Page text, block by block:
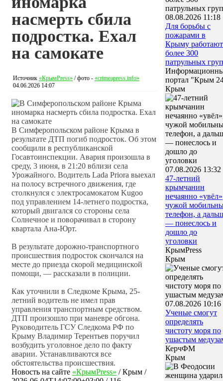
насмерть сбила
подростка. Ехал
на самокате
Источник «КрымPress» / фото - «crimeapress.info»
04.06.2026 14:07
В Симферопольском районе Крыма в
результате ДТП погиб подросток. Об этом
сообщили в республиканской
Госавтоинспекции. Авария произошла в
среду, 3 июня, в 21:20 вблизи села
Урожайного. Водитель Lada Priora выехал
на полосу встречного движения, где
столкнулся с электросамокатом Kugoo
под управлением 14-летнего подростка,
который двигался со стороны села
Солнечное и поворачивал в сторону
квартала Ана-Юрт.
В результате дорожно-транспортного
происшествия подросток скончался на
месте до приезда скорой медицинской
помощи, — рассказали в полиции.
Как уточнили в Следкоме Крыма, 25-
летний водитель не имел прав
управления транспортным средством.
ДТП произошло при маневре обгона.
Руководитель ГСУ Следкома РФ по
Крыму Владимир Терентьев поручил
возбудить уголовное дело по факту
аварии. Устанавливаются все
обстоятельства происшествия.
Новость на сайте «КрымPress» /Крым /
08.08.2026 11:18
Для борьбы с
пожарами в
Крыму работают
более 300
патрульных
портал "Крым
Крым
07.08.2026 13:32
47‑летний
крымчанин
нечаянно «увёл»
чужой
телефон, а
— понеслось и
дошло до
уголовки
КрымPress
Крым
07.08.2026 10:16
Ученые смогут
определять
чистоту моря по
ушастым
КерчФМ
Крым